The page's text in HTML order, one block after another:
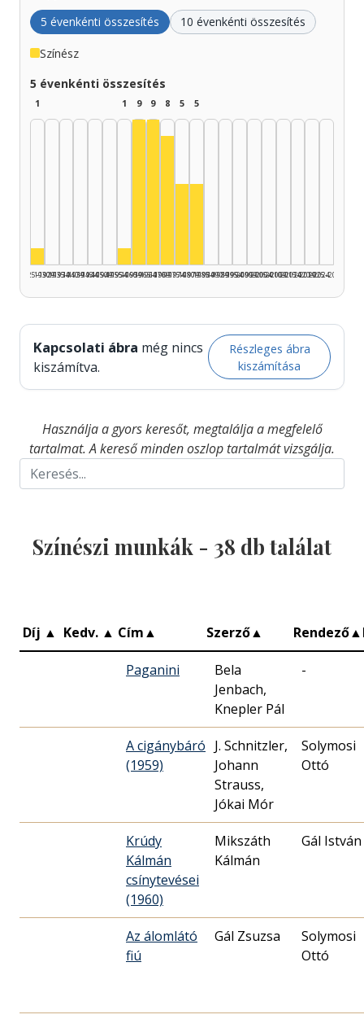
5 évenkénti összesítés 10 évenkénti összesítés
Színész
5 évenkénti összesítés
1
Színész, 1925–1929: 1
1925–1929
1930–1934
1935–1939
1940–1944
1945–1949
1950–1954
1
Színész, 1955–1959: 1
1955–1959
9
1960–1964
9
1965–1969
8
1970–1974
5
1975–1979
5
1980–1984
1985–1989
1990–1994
1995–1999
2000–2004
2005–2009
2010–2014
2015–2019
2020–2024
2025–2026
Kapcsolati ábra még nincs
kiszámítva.
Részleges ábra
kiszámítása
Használja a gyors keresőt, megtalálja a megfelelő
tartalmat. A kereső minden oszlop tartalmát vizsgálja.
Színészi munkák - 38 db találat
Díj ▲ Kedv. ▲ Cím▲ Szerző▲ Rendező▲
Paganini
Bela
Jenbach,
Knepler Pál
-
A cigánybáró
(1959)
J. Schnitzler,
Johann
Strauss,
Jókai Mór
Solymosi
Ottó
Krúdy
Kálmán
csínytevései
(1960)
Mikszáth
Kálmán
Gál István
Az álomlátó
fiú
Gál Zsuzsa
Solymosi
Ottó